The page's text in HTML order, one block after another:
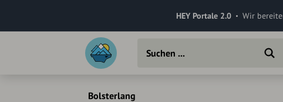
HEY Portale 2.0 Wir
Bolsterlang